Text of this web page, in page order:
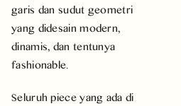
garis dan sudut geometri
yang didesain modern,
dinamis, dan tentunya
fashionable.
Seluruh piece yang ada di